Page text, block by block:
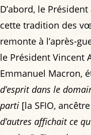
D’abord, le
cette tradition des
remonte à l’après-
le Président Vincent
Emmanuel Macron,
d’esprit dans le
parti [la SFIO,
d’autres affichait ce